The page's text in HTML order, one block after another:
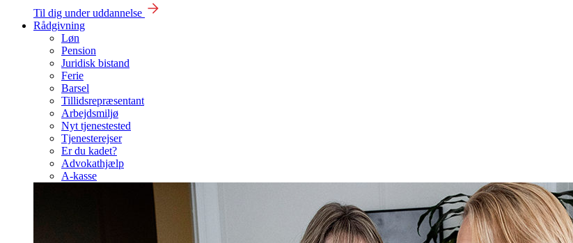
Til dig under uddannelse
Rådgivning
Løn
Pension
Juridisk bistand
Ferie
Barsel
Tillidsrepræsentant
Arbejdsmiljø
Nyt tjenestested
Tjenesterejser
Er du kadet?
Advokathjælp
A-kasse